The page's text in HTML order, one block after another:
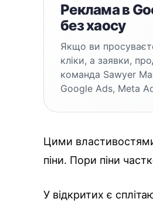
Реклама в
без хаосу
Якщо ви
кліки, а заявки,
команда Sawyer
Google Ads, Meta
Цими
піни. Пори піни
У відкритих є